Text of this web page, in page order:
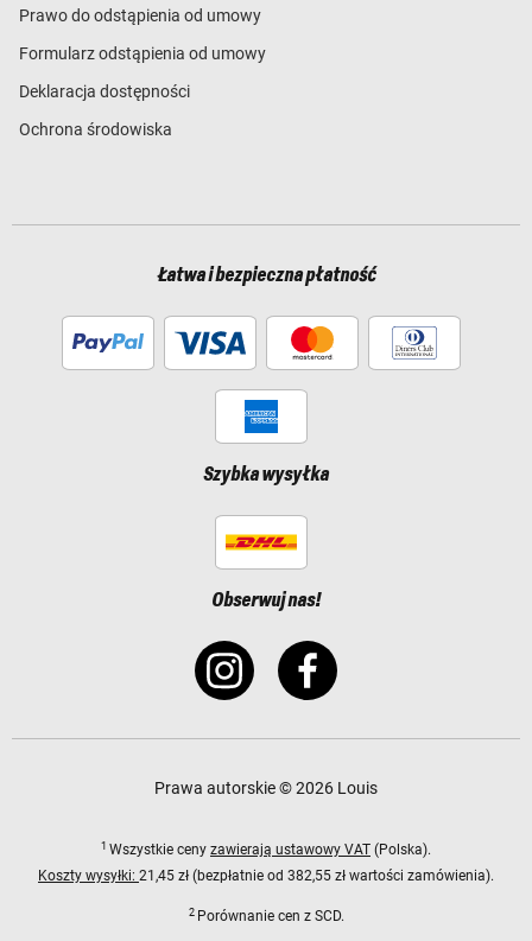
Prawo do odstąpienia od umowy
Formularz odstąpienia od umowy
Deklaracja dostępności
Ochrona środowiska
Łatwa i bezpieczna płatność
Szybka wysyłka
Obserwuj nas!
Prawa autorskie © 2026 Louis
1 Wszystkie ceny zawierają ustawowy VAT (Polska).
Koszty wysyłki: 21,45 zł (bezpłatnie od 382,55 zł wartości zamówienia).
2 Porównanie cen z SCD.